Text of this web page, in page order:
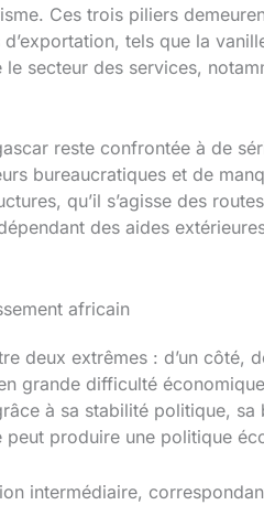
Ces trois piliers
tels que la
secteur des services,
reste confrontée à de
bureaucratiques et de
qu’il s’agisse des
des aides
africain
deux extrêmes : d’un côté,
grande difficulté
à sa stabilité politique,
produire une politique
intermédiaire,